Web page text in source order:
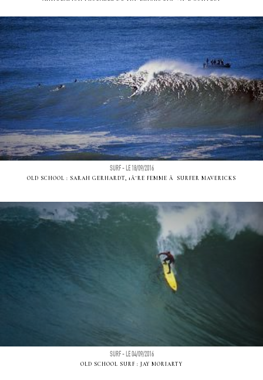
SURF - LE 18/09/2016
OLD SCHOOL : SARAH GERHARDT, 1Ã¨RE FEMME Ã SURFER MAVERICKS
SURF - LE 04/09/2016
OLD SCHOOL SURF : JAY MORIARTY